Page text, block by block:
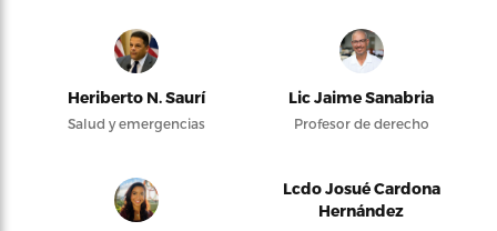
Heriberto N. Saurí
Salud y emergencias
Lic Jaime Sanabria
Profesor de derecho
Lcdo Josué Cardona
Hernández